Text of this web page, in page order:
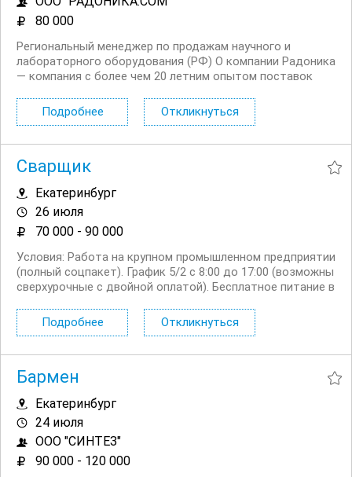
80 000
Региональный менеджер по продажам научного и
лабораторного оборудования (РФ) О компании Радоника
— компания с более чем 20 летним опытом поставок
оборудования для промышленных предприятий, научных
центров, лабораторий, вузов и государственных
Подробнее Откликнуться
Сварщик
Екатеринбург
26 июля
70 000 - 90 000
Условия: Работа на крупном промышленном предприятии
(полный соцпакет). График 5/2 с 8:00 до 17:00 (возможны
сверхурочные с двойной оплатой). Бесплатное питание в
индивидуальной защиты. Ежегодная индексация...
Подробнее Откликнуться
Бармен
Екатеринбург
24 июля
ООО "СИНТЕЗ"
90 000 - 120 000